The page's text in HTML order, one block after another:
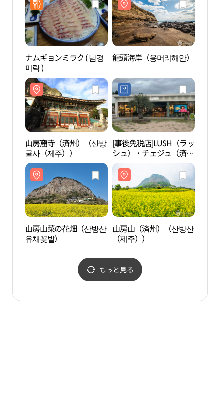
워크 메가스토어 제주점)
ナムギョンミラク ( 남경
미락 )
龍頭海岸（용머리해안）
山房窟寺（済州）（산방
굴사（제주））
[事後免税店]LUSH（ラッ
シュ）・チェジュ（済
州）店(러쉬 제주점)
山房山菜の花畑（산방산
유채꽃밭）
山房山（済州）（산방산
（제주））
もっと見る